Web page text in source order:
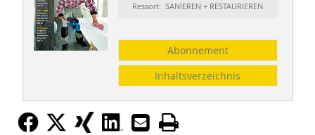
Ressort: SANIEREN + RESTAURIEREN
Abonnement
Inhaltsverzeichnis